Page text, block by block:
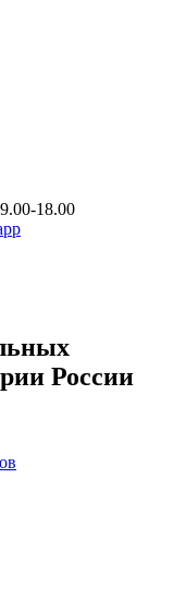
18.00
России